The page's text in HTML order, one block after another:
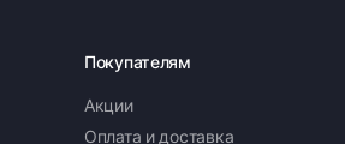
Покупателям
Акции
Оплата и доставка